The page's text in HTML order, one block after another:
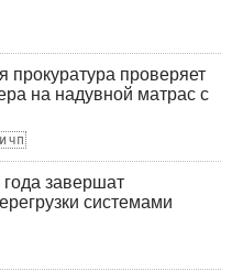
прокуратура проверяет
на надувной матрас с
чп
завершат
системами